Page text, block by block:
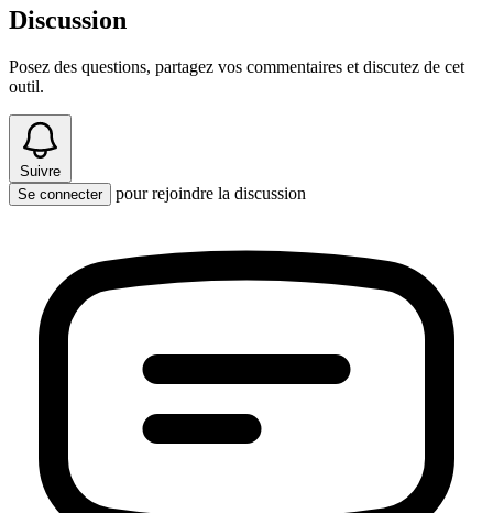
Discussion
Posez des questions, partagez vos commentaires et discutez de cet
outil.
Suivre
Se connecter
pour rejoindre la discussion